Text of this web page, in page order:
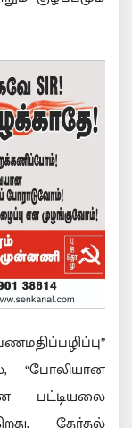
“போலியான
பட்டியலை